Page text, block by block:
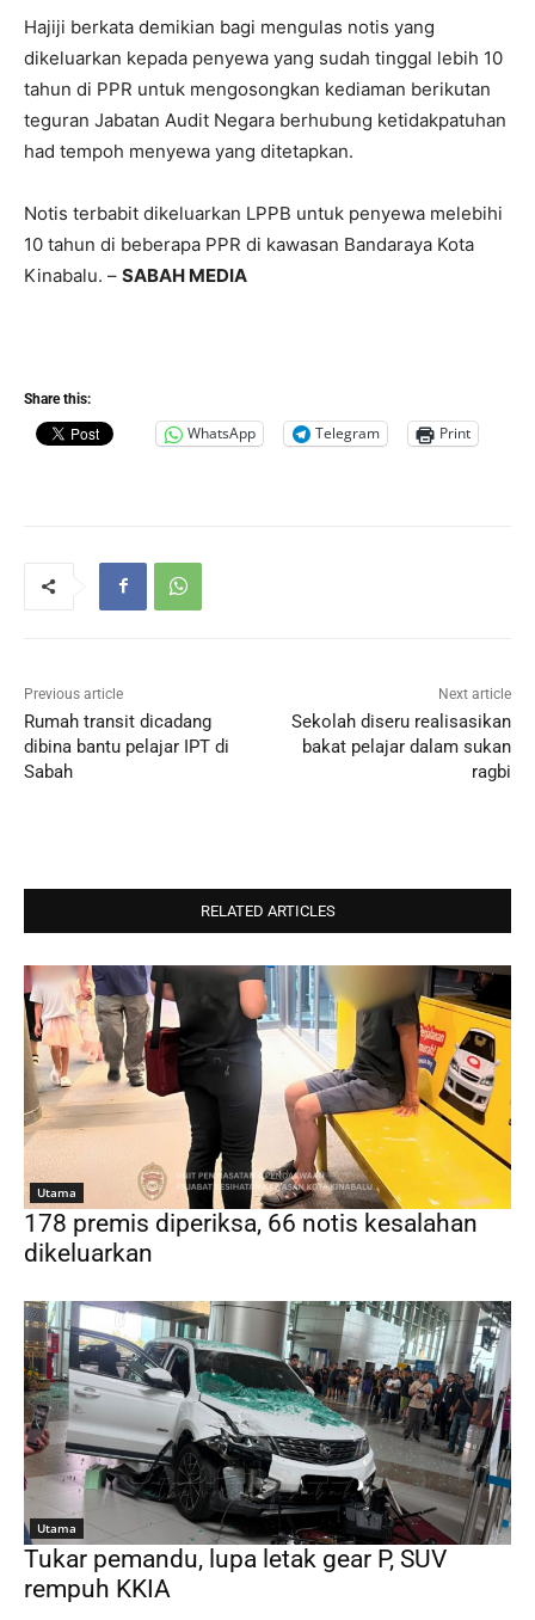
Hajiji berkata demikian bagi mengulas notis yang
dikeluarkan kepada penyewa yang sudah tinggal lebih 10
tahun di PPR untuk mengosongkan kediaman berikutan
teguran Jabatan Audit Negara berhubung ketidakpatuhan
had tempoh menyewa yang ditetapkan.
Notis terbabit dikeluarkan LPPB untuk penyewa melebihi
10 tahun di beberapa PPR di kawasan Bandaraya Kota
Kinabalu. – SABAH MEDIA
Share this:
WhatsApp Telegram Print
Previous article
Rumah transit dicadang
dibina bantu pelajar IPT di
Sabah
Next article
Sekolah diseru realisasikan
bakat pelajar dalam sukan
ragbi
RELATED ARTICLES
Utama
178 premis diperiksa, 66 notis kesalahan
dikeluarkan
Utama
Tukar pemandu, lupa letak gear P, SUV
rempuh KKIA